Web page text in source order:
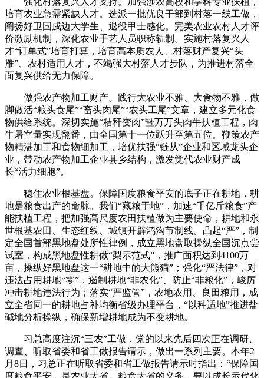
培育农业急需紧缺人才。选派一批优良干部到村落一线工做，
阐扬好卫国戍边大学生、退役甲士感化。完美农业农村人才评
价激励机制，深化农业手艺人员职称轨制。实施村落复兴人
才“订单式”培育打算，培育高本质农人、村落财产复兴“头
雁”、农村适用人才，不竭强大村落人才步队，为推进村落全
面复兴供给无力保障。
做强农产物加工财产。践行大农业不雅、大食物不雅，做
脚做活“粮头食尾”“畜头肉尾”“农头工尾”文章，建立多元化食
物供给系统。深切实施“秸秆变肉”暨万万头肉牛扶植工程，肉
牛屠宰量实现翻番，由全国第十一位跃升至第五位。鞭策农产
物精湛加工和食物细加工，培优扶强“链从”企业和区域龙头企
业，带动农产物加工企业县乡结构，激发觉代农业财产成
长“活力细胞”。
稳住农业根基盘。保障国度粮食平安的底子正在耕地，耕
地是粮食出产的命脉。我们“藏粮于地”，加速“千亿斤粮食”产
能扶植工程，把加强高尺度农田扶植做为主要使命，耕地和永
世根基农田、生态红线、城镇开辟鸿沟节制线。凸起“严”，制
定全国首部黑地盘处所性律例，成立黑地盘取操纵全国沉点尝
试室，构成黑地盘性耕做“梨示范式”，推广面积达到4100万
亩，操纵好黑地盘这一“耕地中的大熊猫”；强化“严法律”，对
违法占用耕地“零”，遏制耕地“非农化”、防止“非粮化”，峻厉
冲击耕地违法行为；落实“严监管”，农地农用、良田粮用，成
立全省同一的耕地占补均衡省级办理平台，“以种适地”推进盐
碱地分析操纵，确保新增耕地成为不变耕地。
习总高度注沉“三农”工做，党的以来先后四次正在调研、
调查、听取省委和省工做报告请示，做出一系列主要。本年2
月8日，习总正在听取省委和省工做报告请示时指出：“保障国
度粮食平安，是农业大省、粮食大省的义务。要以成长示代化